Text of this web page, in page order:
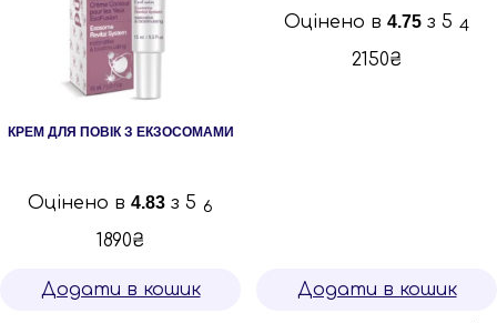
КРЕМ ДЛЯ ПОВІК З ЕКЗОСОМАМИ
Оцінено в 4.83 з 5 6
1890₴
Додати в кошик
Оцінено в 4.75 з 5 4
2150₴
Додати в кошик